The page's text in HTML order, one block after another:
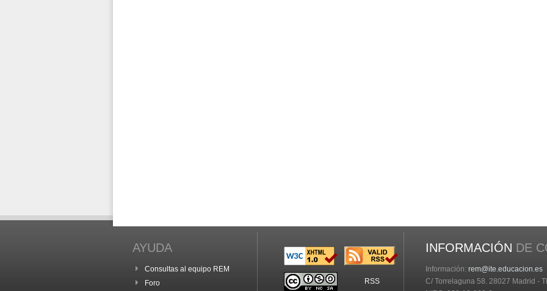
AYUDA
Consultas al equipo REM
Foro
RSS
INFORMACIÓN DE
Información: rem@ite.educacion.es
C/ Torrelaguna 58. 28027 Madrid -